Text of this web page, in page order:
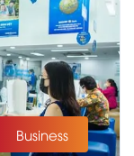
Business